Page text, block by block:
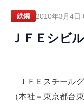
鉄鋼 2010年3月4日
ＪＦＥシビ
ＪＦＥスチール
（本社＝東京都台